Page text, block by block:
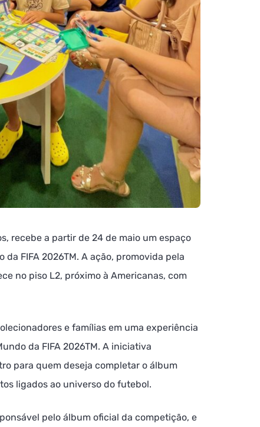
recebe a partir de 24 de maio um espaço
FIFA 2026TM. A ação, promovida pela
no piso L2, próximo à Americanas, com
e famílias em uma experiência
da FIFA 2026TM. A iniciativa
para quem deseja completar o álbum
ligados ao universo do futebol.
pelo álbum oficial da competição, e